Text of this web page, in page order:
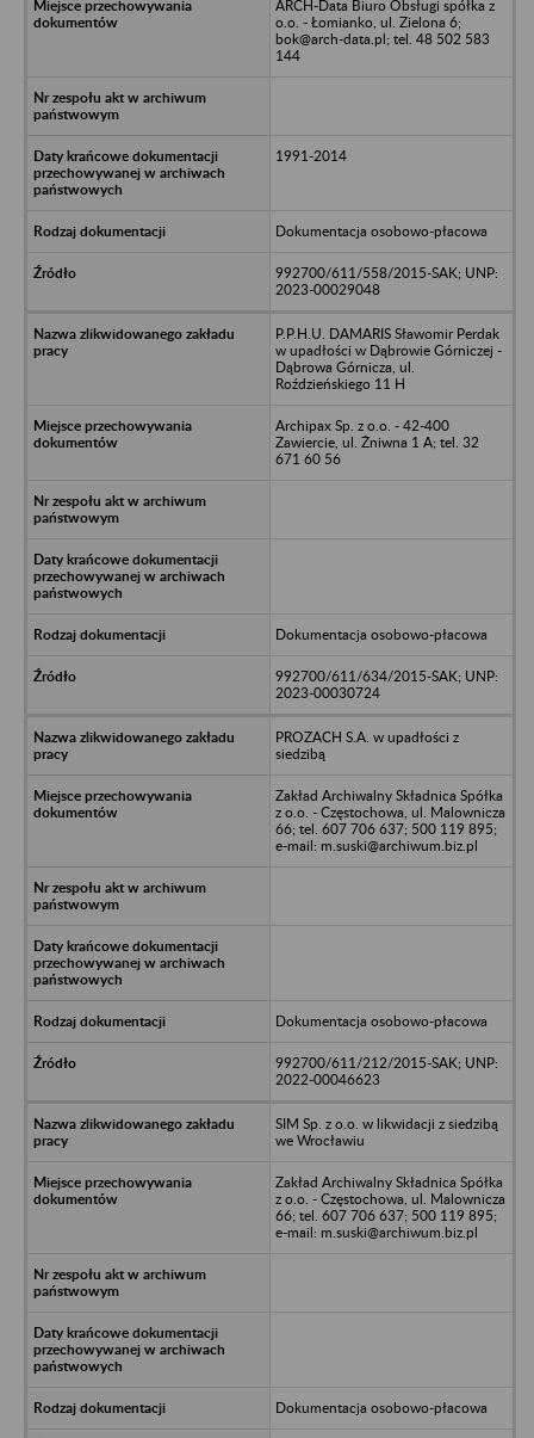
ARCH-Data Biuro Obsługi spółka z
o.o. - Łomianko, ul. Zielona 6;
bok@arch-data.pl; tel. 48 502 583
144
1991-2014
Dokumentacja osobowo-płacowa
992700/611/558/2015-SAK; UNP:
2023-00029048
P.P.H.U. DAMARIS Sławomir Perdak
w upadłości w Dąbrowie Górniczej -
Dąbrowa Górnicza, ul.
Roździeńskiego 11 H
Archipax Sp. z o.o. - 42-400
Zawiercie, ul. Żniwna 1 A; tel. 32
671 60 56
Dokumentacja osobowo-płacowa
992700/611/634/2015-SAK; UNP:
2023-00030724
PROZACH S.A. w upadłości z
siedzibą
Zakład Archiwalny Składnica Spółka
z o.o. - Częstochowa, ul. Malownicza
66; tel. 607 706 637; 500 119 895;
e-mail: m.suski@archiwum.biz.pl
Dokumentacja osobowo-płacowa
992700/611/212/2015-SAK; UNP:
2022-00046623
SIM Sp. z o.o. w likwidacji z siedzibą
we Wrocławiu
Zakład Archiwalny Składnica Spółka
z o.o. - Częstochowa, ul. Malownicza
66; tel. 607 706 637; 500 119 895;
e-mail: m.suski@archiwum.biz.pl
Dokumentacja osobowo-płacowa